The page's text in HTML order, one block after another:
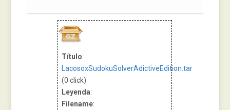
Título:
LacosoxSudokuSolverAdictiveEdition.tar
(0 click)
Leyenda:
Filename: